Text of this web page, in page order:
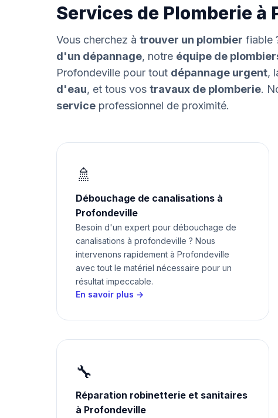
Services de Plomberie à
Vous cherchez à trouver un plombier fiable
d'un dépannage, notre équipe de
Profondeville pour tout dépannage urgent,
d'eau, et tous vos travaux de plomberie.
service professionnel de proximité.
🚿
Débouchage de canalisations à
Profondeville
Besoin d'un expert pour débouchage de
canalisations à profondeville ? Nous
intervenons rapidement à Profondeville
avec tout le matériel nécessaire pour un
résultat impeccable.
En savoir plus →
🔧
Réparation robinetterie et sanitaires
à Profondeville